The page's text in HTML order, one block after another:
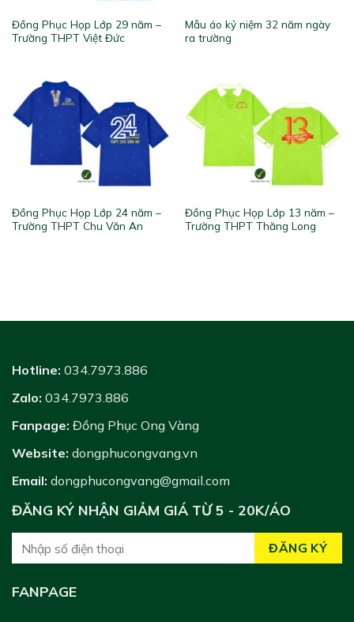
Đồng Phục Họp Lớp 29 năm –
Trường THPT Việt Đức
Mẫu áo kỷ niệm 32 năm ngày
ra trường
Đồng Phục Họp Lớp 24 năm –
Trường THPT Chu Văn An
Đồng Phục Họp Lớp 13 năm –
Trường THPT Thăng Long
Hotline: 034.7973.886
Zalo: 034.7973.886
Fanpage: Đồng Phục Ong Vàng
Website: dongphucongvang.vn
Email: dongphucongvang@gmail.com
ĐĂNG KÝ NHẬN GIẢM GIÁ TỪ 5 - 20K/ÁO
FANPAGE